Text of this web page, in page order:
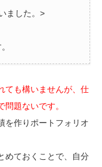
ました。>
ても構いませんが、仕
題ないです。
を作りポートフォリオ
めておくことで、自分